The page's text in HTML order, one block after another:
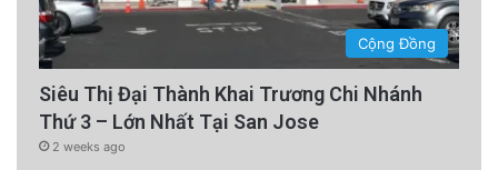
Cộng Đồng
Siêu Thị Đại Thành Khai Trương Chi Nhánh
Thứ 3 – Lớn Nhất Tại San Jose
2 weeks ago